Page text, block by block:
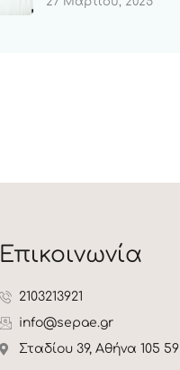
Επικοινωνία
2103213921
info@sepae.gr
Σταδίου 39, Αθήνα 105 59